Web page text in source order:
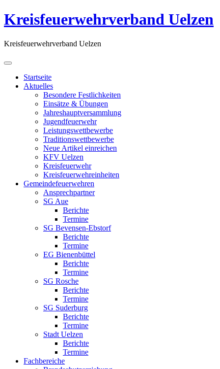
Kreisfeuerwehrverband Uelzen
Kreisfeuerwehrverband Uelzen
Startseite
Aktuelles
Besondere Festlichkeiten
Einsätze & Übungen
Jahreshauptversammlung
Jugendfeuerwehr
Leistungswettbewerbe
Traditionswettbewerbe
Neue Artikel einreichen
KFV Uelzen
Kreisfeuerwehr
Kreisfeuerwehreinheiten
Gemeindefeuerwehren
Ansprechpartner
SG Aue
Berichte
Termine
SG Bevensen-Ebstorf
Berichte
Termine
EG Bienenbüttel
Berichte
Termine
SG Rosche
Berichte
Termine
SG Suderburg
Berichte
Termine
Stadt Uelzen
Berichte
Termine
Fachbereiche